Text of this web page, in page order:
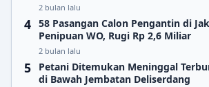
2 bulan lalu
58 Pasangan Calon Pengantin di
Penipuan WO, Rugi Rp 2,6 Miliar
2 bulan lalu
Petani Ditemukan Meninggal
di Bawah Jembatan Deliserdang